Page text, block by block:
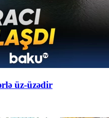
üz-üzədir